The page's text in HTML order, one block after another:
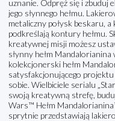
uznanie. Odpręż się i zbuduj
jego słynnego hełmu.
metaliczny połysk beskaru,
podkreślają kontury hełmu.
kreatywnej misji możesz
słynny hełm
kolekcjonerski hełm
satysfakcjonującego projektu
sobie. Wielbiciele serialu
swoją kreatywną strefę,
Wars™ Hełm
sprytnie przedstawiają